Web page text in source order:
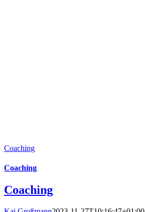
Coaching
Coaching
Coaching